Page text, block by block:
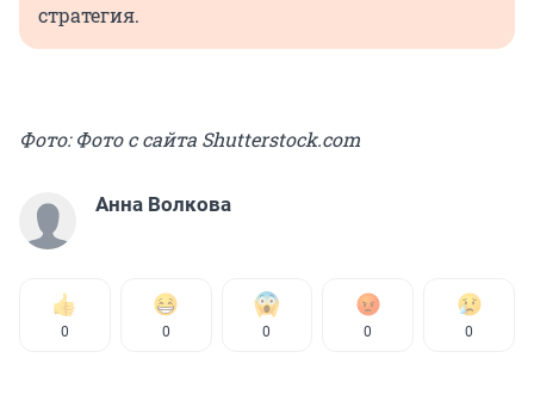
стратегия.
Фото: Фото с сайта Shutterstock.com
Анна Волкова
0 0 0 0 0